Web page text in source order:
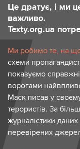
Це дратує, і ми
важливо.
Texty.org.ua
Ми робимо те, на
схеми
показуємо
ворогами
Маск писав у
терористів. За
журналістики даних
перевірених